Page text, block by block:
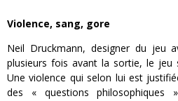
Violence, sang, gore
Neil Druckmann, designer du jeu
plusieurs fois avant la sortie, le jeu
Une violence qui selon lui est
des « questions